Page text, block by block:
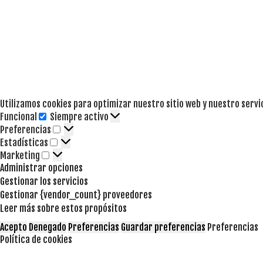
Utilizamos cookies para optimizar nuestro sitio web y nuestro
Funcional
Funcional
Siempre activo
Preferencias
Preferencias
Estadísticas Estadísticas
Marketing Marketing
Administrar opciones
Gestionar los servicios
Gestionar {vendor_count} proveedores
Leer más sobre estos propósitos
Acepto Denegado Preferencias Guardar preferencias Preferencias
Política de cookies